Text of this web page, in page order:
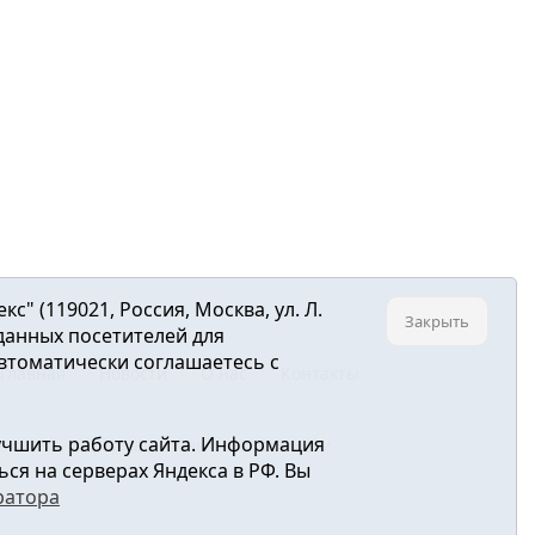
Главная Новости О нас
информационных технологий и
(119021, Россия, Москва, ул. Л.
посетителей для
соглашаетесь с
работу сайта. Информация
на серверах Яндекса в РФ. Вы
Закрыть